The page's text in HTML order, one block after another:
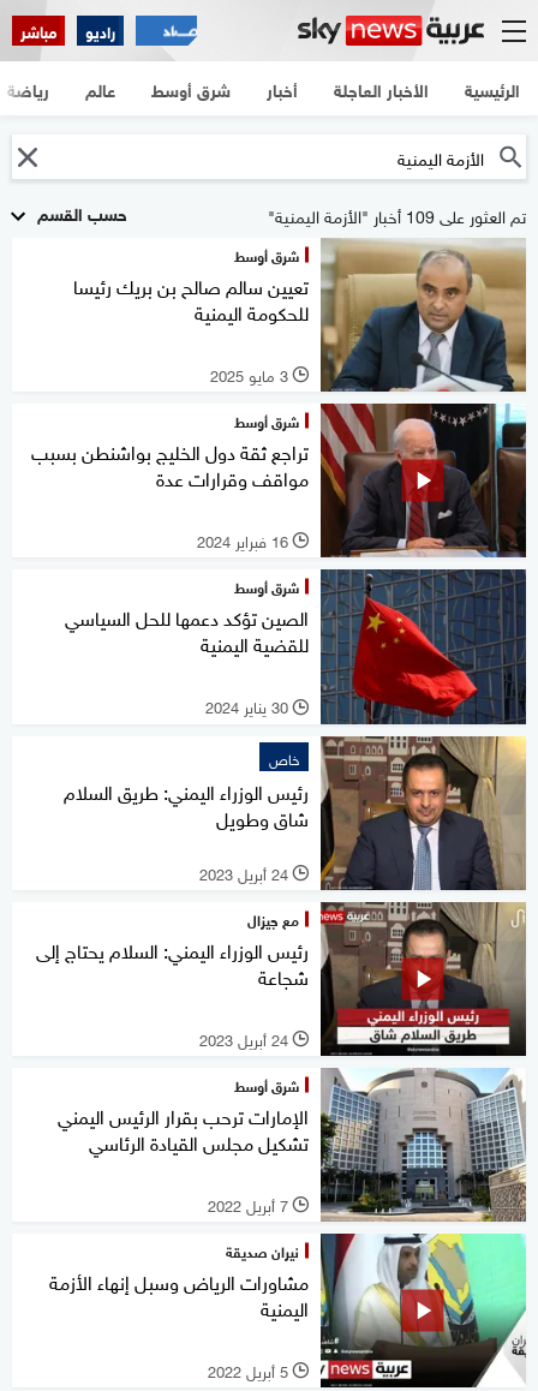
راديو مباشر
الرئيسية الأخبار العاجلة أخبار شرق أوسط عالم رياضة
حسب القسم تم العثور على 109 أخبار "الأزمة اليمنية"
شرق أوسط
تعيين سالم صالح بن بريك رئيسا
للحكومة اليمنية
l 3 مايو 2025
شرق أوسط
تراجع ثقة دول الخليج بواشنطن بسبب
مواقف وقرارات عدة
l 16 فبراير 2024
شرق أوسط
الصين تؤكد دعمها للحل السياسي
للقضية اليمنية
l 30 يناير 2024
خاص
رئيس الوزراء اليمني: طريق السلام
شاق وطويل
l 24 أبريل 2023
مع جيزال
رئيس الوزراء اليمني: السلام يحتاج إلى
شجاعة
l 24 أبريل 2023
شرق أوسط
الإمارات ترحب بقرار الرئيس اليمني
تشكيل مجلس القيادة الرئاسي
l 7 أبريل 2022
نيران صديقة
مشاورات الرياض وسبل إنهاء الأزمة
اليمنية
l 5 أبريل 2022